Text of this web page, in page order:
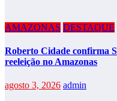
AMAZONAS DESTAQUE
Roberto Cidade confirma
reeleição no Amazonas
agosto 3, 2026 admin